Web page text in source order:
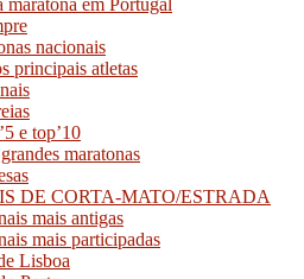
nacionais
principais atletas
e top’10
maratonas
DE CORTA-MATO/ESTRADA
mais antigas
mais participadas
Lisboa